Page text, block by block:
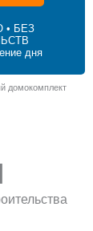
• БЕЗ
дня
домокомплект